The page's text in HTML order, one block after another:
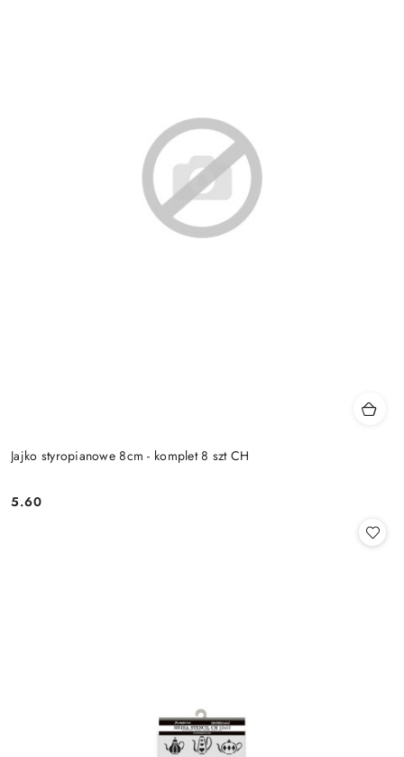
Jajko styropianowe 8cm - komplet 8 szt CH
Cena:
5.60